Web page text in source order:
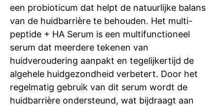
een probioticum dat helpt de natuurlijke balans
van de huidbarrière te behouden. Het multi-
peptide + HA Serum is een multifunctioneel
serum dat meerdere tekenen van
huidveroudering aanpakt en tegelijkertijd de
algehele huidgezondheid verbetert. Door het
regelmatig gebruik van dit serum wordt de
huidbarrière ondersteund, wat bijdraagt aan